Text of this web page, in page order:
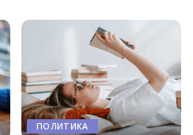
ПОЛИТИКА